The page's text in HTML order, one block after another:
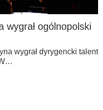
wygrał ogólnopolski
wygrał dyrygencki talent